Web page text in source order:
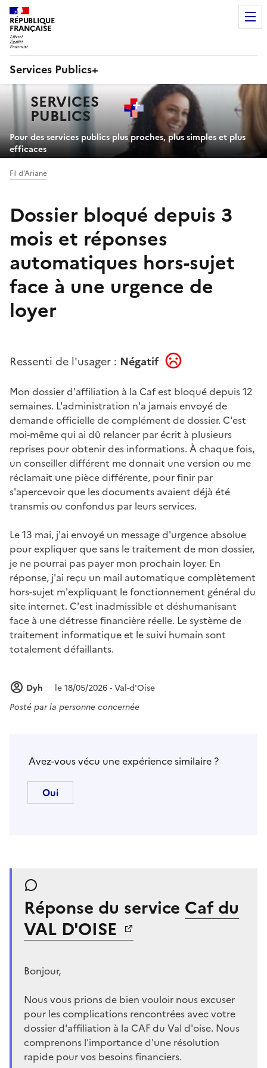
RÉPUBLIQUE
FRANÇAISE
Services Publics+
principaleSERVICES
PUBLICS+
Pour des services publics plus proches, plus simples et plus
efficaces
Fil d'Ariane
Dossier bloqué depuis 3
mois et réponses
automatiques hors-sujet
face à une urgence de
loyer
Ressenti de l'usager : Négatif
Mon dossier d'affiliation à la Caf est bloqué depuis 12
semaines. L'administration n'a jamais envoyé de
demande officielle de complément de dossier. C'est
moi-même qui ai dû relancer par écrit à plusieurs
reprises pour obtenir des informations. À chaque fois,
un conseiller différent me donnait une version ou me
réclamait une pièce différente, pour finir par
s'apercevoir que les documents avaient déjà été
transmis ou confondus par leurs services.
Le 13 mai, j'ai envoyé un message d'urgence absolue
pour expliquer que sans le traitement de mon dossier,
je ne pourrai pas payer mon prochain loyer. En
réponse, j'ai reçu un mail automatique complètement
hors-sujet m'expliquant le fonctionnement général du
site internet. C'est inadmissible et déshumanisant
face à une détresse financière réelle. Le système de
traitement informatique et le suivi humain sont
totalement défaillants.
Dyh
le 18/05/2026 - Val-d'Oise
Posté parla personne concernée
Avez-vous vécu une expérience similaire ?
Réponse du service Caf du
VAL D'OISE
Bonjour,
Nous vous prions de bien vouloir nous excuser
pour les complications rencontrées avec votre
dossier d'affiliation à la CAF du Val d'oise. Nous
comprenons l'importance d'une résolution
rapide pour vos besoins financiers.